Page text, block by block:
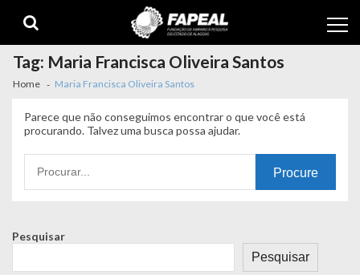
navigation
content
Tag: Maria Francisca Oliveira Santos
Home Maria Francisca Oliveira Santos
Parece que não conseguimos encontrar o que você está
procurando. Talvez uma busca possa ajudar.
por:
Pesquisar
Pesquisar